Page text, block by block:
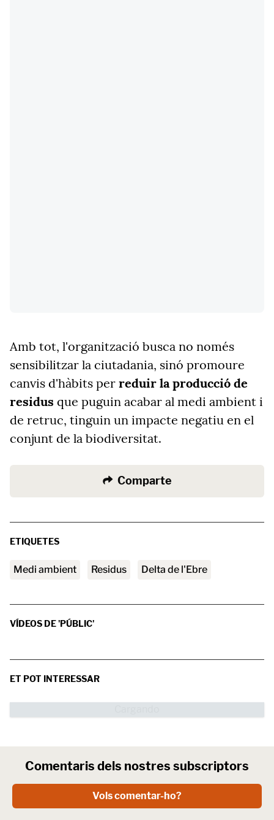
Amb tot, l'organització busca no només
sensibilitzar la ciutadania, sinó promoure
canvis d'hàbits per reduir la producció de
residus que puguin acabar al medi ambient i
de retruc, tinguin un impacte negatiu en el
conjunt de la biodiversitat.
Comparte
ETIQUETES
medi ambient residus Delta de l'Ebre
VÍDEOS DE 'PÚBLIC'
ET POT INTERESSAR
Comentaris dels nostres subscriptors
Vols comentar-ho?